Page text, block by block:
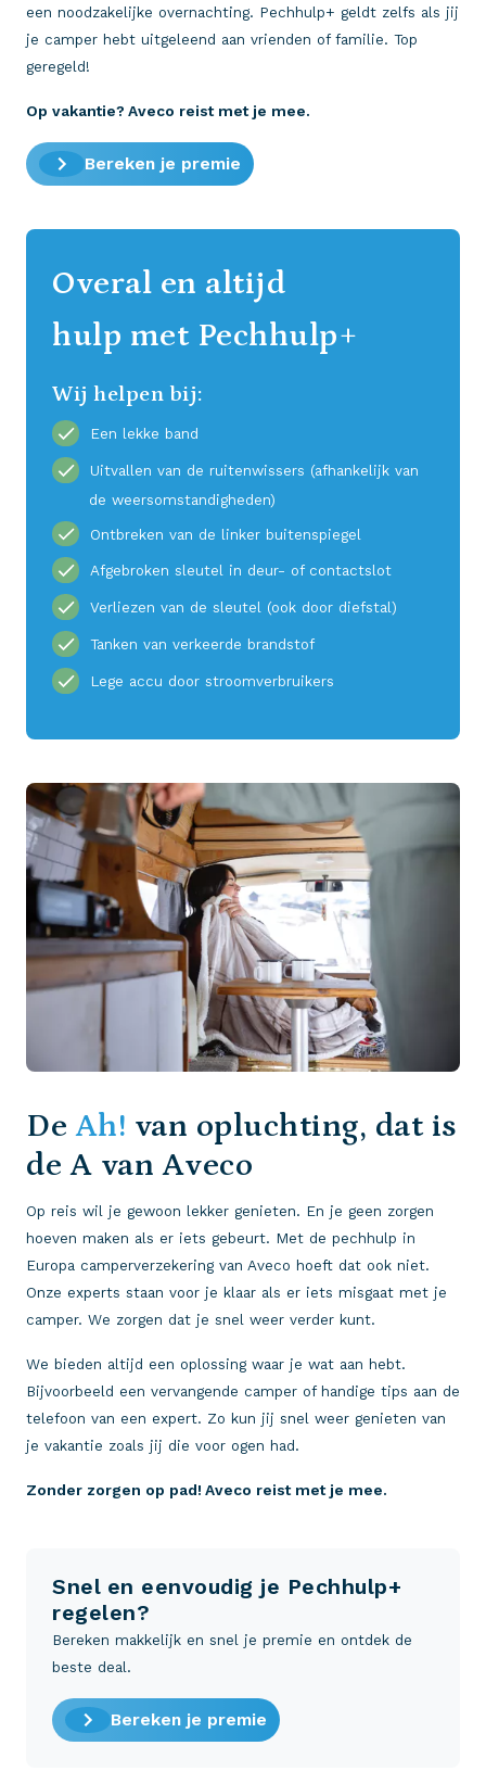
een noodzakelijke overnachting. Pechhulp+ geldt zelfs als jij
je camper hebt uitgeleend aan vrienden of familie. Top
geregeld!
Op vakantie? Aveco reist met je mee.
Bereken je premie
Overal en altijd
hulp met Pechhulp+
Wij helpen bij:
Een lekke band
Uitvallen van de ruitenwissers (afhankelijk van
de weersomstandigheden)
Ontbreken van de linker buitenspiegel
Afgebroken sleutel in deur- of contactslot
Verliezen van de sleutel (ook door diefstal)
Tanken van verkeerde brandstof
Lege accu door stroomverbruikers
De Ah! van opluchting, dat is
de A van Aveco
Op reis wil je gewoon lekker genieten. En je geen zorgen
hoeven maken als er iets gebeurt. Met de pechhulp in
Europa camperverzekering van Aveco hoeft dat ook niet.
Onze experts staan voor je klaar als er iets misgaat met je
camper. We zorgen dat je snel weer verder kunt.
We bieden altijd een oplossing waar je wat aan hebt.
Bijvoorbeeld een vervangende camper of handige tips aan de
telefoon van een expert. Zo kun jij snel weer genieten van
je vakantie zoals jij die voor ogen had.
Zonder zorgen op pad! Aveco reist met je mee.
Snel en eenvoudig je Pechhulp+
regelen?
Bereken makkelijk en snel je premie en ontdek de
beste deal.
Bereken je premie